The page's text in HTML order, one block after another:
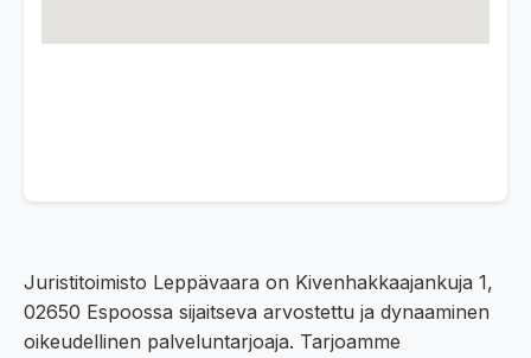
Juristitoimisto Leppävaara on Kivenhakkaajankuja 1,
02650 Espoossa sijaitseva arvostettu ja dynaaminen
oikeudellinen palveluntarjoaja. Tarjoamme